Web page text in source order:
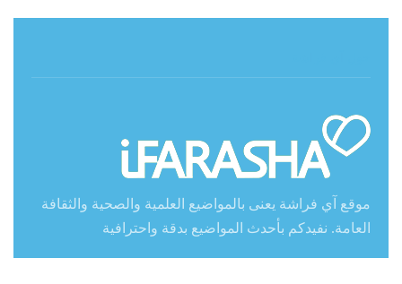
موقع آي فراشة يعنى بالمواضيع العلمية والصحية والثقافة
العامة. نفيدكم بأحدث المواضيع بدقة واحترافية